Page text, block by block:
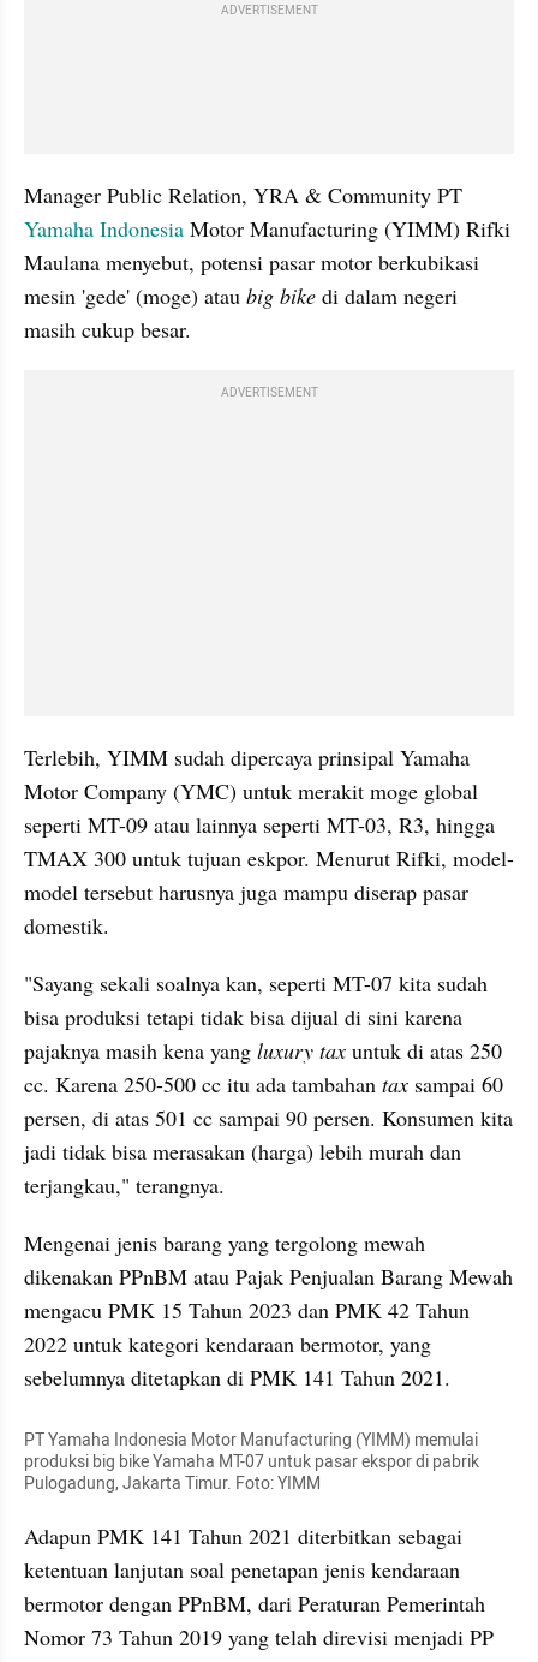
ADVERTISEMENT
Yamaha Indonesia Motor Manufacturing (YIMM) Rifki
Maulana menyebut, potensi pasar motor berkubikasi
mesin 'gede' (moge) atau big bike di dalam negeri
masih cukup besar.
ADVERTISEMENT
Terlebih, YIMM sudah dipercaya prinsipal Yamaha
Motor Company (YMC) untuk merakit moge global
seperti MT-09 atau lainnya seperti MT-03, R3, hingga
TMAX 300 untuk tujuan eskpor. Menurut Rifki, model-
model tersebut harusnya juga mampu diserap pasar
domestik.
"Sayang sekali soalnya kan, seperti MT-07 kita sudah
bisa produksi tetapi tidak bisa dijual di sini karena
pajaknya masih kena yang luxury tax untuk di atas 250
cc. Karena 250-500 cc itu ada tambahan tax sampai 60
persen, di atas 501 cc sampai 90 persen. Konsumen kita
jadi tidak bisa merasakan (harga) lebih murah dan
terjangkau," terangnya.
Mengenai jenis barang yang tergolong mewah
dikenakan PPnBM atau Pajak Penjualan Barang Mewah
mengacu PMK 15 Tahun 2023 dan PMK 42 Tahun
2022 untuk kategori kendaraan bermotor, yang
sebelumnya ditetapkan di PMK 141 Tahun 2021.
PT Yamaha Indonesia Motor Manufacturing (YIMM) memulai
produksi big bike Yamaha MT-07 untuk pasar ekspor di pabrik
Pulogadung, Jakarta Timur. Foto: YIMM
Adapun PMK 141 Tahun 2021 diterbitkan sebagai
ketentuan lanjutan soal penetapan jenis kendaraan
bermotor dengan PPnBM, dari Peraturan Pemerintah
Nomor 73 Tahun 2019 yang telah direvisi menjadi PP